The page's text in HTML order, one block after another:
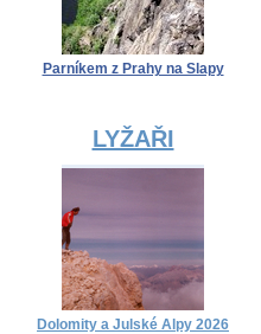
Parníkem z Prahy na Slapy
LYŽAŘI
Dolomity a Julské Alpy 2026